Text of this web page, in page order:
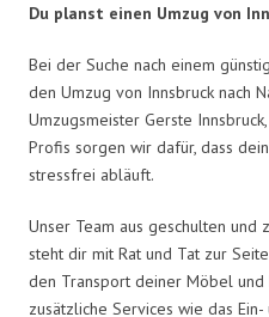
Du planst einen Umzug von
Bei der Suche nach einem
den Umzug von Innsbruck nach
Umzugsmeister Gerste
Profis sorgen wir dafür, dass
stressfrei abläuft.
Unser Team aus geschulten und
steht dir mit Rat und Tat zur
den Transport deiner Möbel und
zusätzliche Services wie das